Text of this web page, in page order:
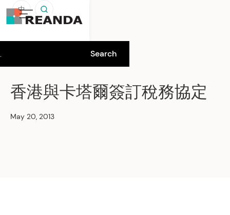
中
香港與卡塔爾簽訂稅務協定
May 20, 2013